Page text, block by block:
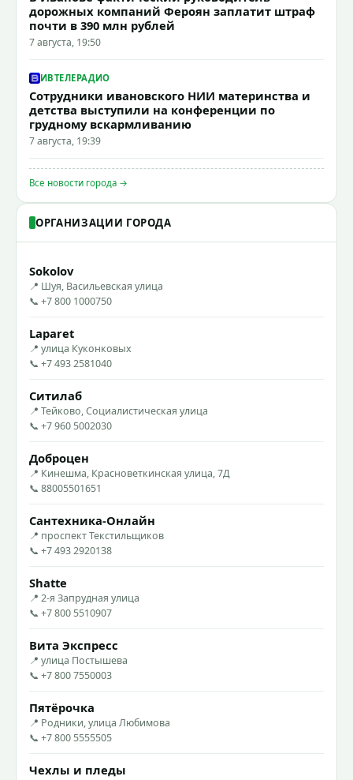
дорожных компаний Фероян заплатит штраф
почти в 390 млн рублей
7 августа, 19:50
ИВТЕЛЕРАДИО
Сотрудники ивановского НИИ материнства и
детства выступили на конференции по
грудному вскармливанию
7 августа, 19:39
Все новости города →
ОРГАНИЗАЦИИ ГОРОДА
Sokolov
📍 Шуя, Васильевская улица
📞 +7 800 1000750
Laparet
📍 улица Куконковых
📞 +7 493 2581040
Ситилаб
📍 Тейково, Социалистическая улица
📞 +7 960 5002030
Доброцен
📍 Кинешма, Красноветкинская улица, 7Д
📞 88005501651
Сантехника-Онлайн
📍 проспект Текстильщиков
📞 +7 493 2920138
Shatte
📍 2-я Запрудная улица
📞 +7 800 5510907
Вита Экспресс
📍 улица Постышева
📞 +7 800 7550003
Пятёрочка
📍 Родники, улица Любимова
📞 +7 800 5555505
Чехлы и пледы